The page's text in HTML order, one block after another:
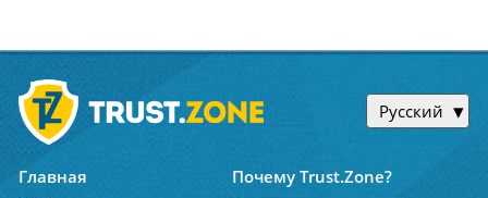
Русский
Главная
Почему Trust.Zone?